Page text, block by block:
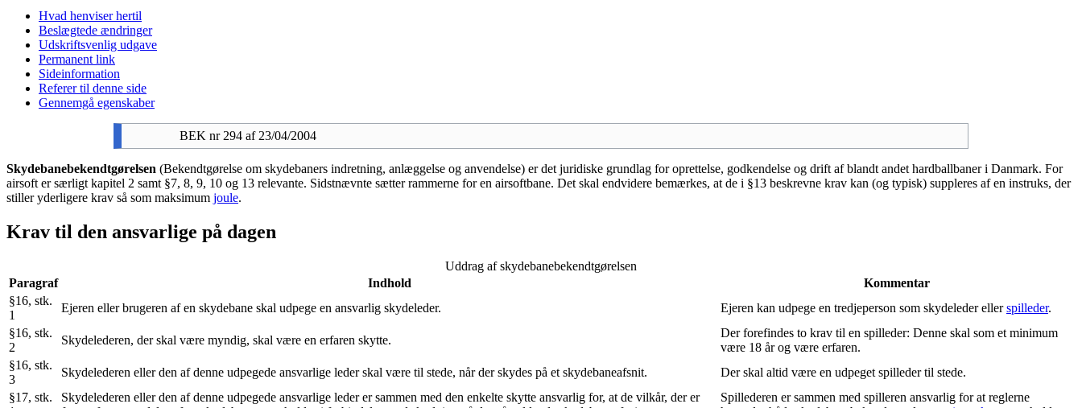
Hvad henviser hertil
Beslægtede ændringer
Udskriftsvenlig udgave
Permanent link
Sideinformation
Referer til denne side
Gennemgå egenskaber
BEK nr 294 af 23/04/2004
Skydebanebekendtgørelsen (Bekendtgørelse om skydebaners indretning, anlæggelse og anvendelse) er det juridiske grundlag for oprettelse, godkendelse og drift af blandt andet hardballbaner i Danmark. For
airsoft er særligt kapitel 2 samt §7, 8, 9, 10 og 13 relevante. Sidstnævnte sætter rammerne for en airsoftbane. Det skal endvidere bemærkes, at de i §13 beskrevne krav kan (og typisk) suppleres af en instruks, der
stiller yderligere krav så som maksimum joule.
Krav til den ansvarlige på dagen
Uddrag af skydebanebekendtgørelsen
Paragraf
Indhold
Kommentar
§16, stk.
1
Ejeren eller brugeren af en skydebane skal udpege en ansvarlig skydeleder. Ejeren kan udpege en tredjeperson som skydeleder ellerspilleder.
§16, stk.
2
Skydelederen, der skal være myndig, skal være en erfaren skytte.
Der forefindes to krav til en spilleder: Denne skal som et minimum
være 18 år og være erfaren.
§16, stk.
3
Skydelederen eller den af denne udpegede ansvarlige leder skal være til stede, når der skydes på et skydebaneafsnit.
Der skal altid være en udpeget spilleder til stede.
§17, stk.
Skydelederen eller den af denne udpegede ansvarlige leder er sammen med den enkelte skytte ansvarlig for, at de vilkår, der er
Spillederen er sammen med spilleren ansvarlig for at reglerne